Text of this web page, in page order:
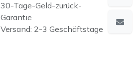
30-Tage-Geld-zurück-
Garantie
Versand: 2-3 Geschäftstage